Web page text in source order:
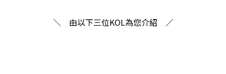
＼ 由以下三位KOL為您介紹 ／